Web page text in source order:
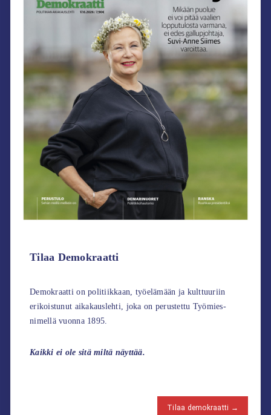
Tilaa Demokraatti
Demokraatti on politiikkaan, työelämään ja kulttuuriin
erikoistunut aikakauslehti, joka on perustettu Työmies-
nimellä vuonna 1895.
Kaikki ei ole sitä miltä näyttää.
Tilaa demokraatti →